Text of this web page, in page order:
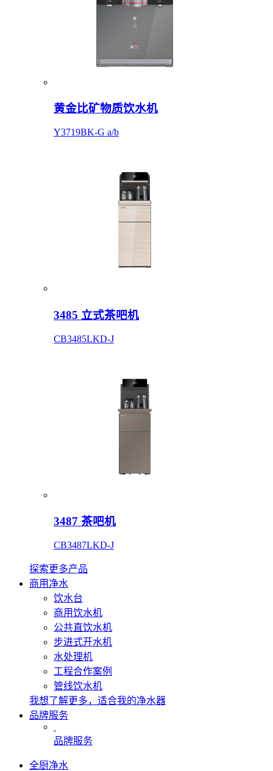
黄金比矿物质饮水机
Y3719BK-G a/b
3485 立式茶吧机
CB3485LKD-J
3487 茶吧机
CB3487LKD-J
探索更多产品
商用净水
饮水台
商用饮水机
公共直饮水机
步进式开水机
水处理机
工程合作案例
管线饮水机
我想了解更多，适合我的净水器
品牌服务
品牌服务
全厨净水